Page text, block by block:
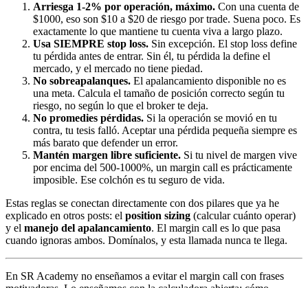
Arriesga 1-2% por operación, máximo. Con una cuenta de
$1000, eso son $10 a $20 de riesgo por trade. Suena poco. Es
exactamente lo que mantiene tu cuenta viva a largo plazo.
Usa SIEMPRE stop loss. Sin excepción. El stop loss define
tu pérdida antes de entrar. Sin él, tu pérdida la define el
mercado, y el mercado no tiene piedad.
No sobreapalanques. El apalancamiento disponible no es
una meta. Calcula el tamaño de posición correcto según tu
riesgo, no según lo que el broker te deja.
No promedies pérdidas. Si la operación se movió en tu
contra, tu tesis falló. Aceptar una pérdida pequeña siempre es
más barato que defender un error.
Mantén margen libre suficiente. Si tu nivel de margen vive
por encima del 500-1000%, un margin call es prácticamente
imposible. Ese colchón es tu seguro de vida.
Estas reglas se conectan directamente con dos pilares que ya he
explicado en otros posts: el position sizing (calcular cuánto operar)
y el manejo del apalancamiento. El margin call es lo que pasa
cuando ignoras ambos. Domínalos, y esta llamada nunca te llega.
En SR Academy no enseñamos a evitar el margin call con frases